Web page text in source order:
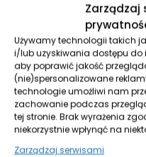
Zarządzaj
Używamy technologii takich
i/lub uzyskiwania dostępu do
aby poprawić jakość
(nie)spersonalizowane
technologie umożliwi nam
zachowanie podczas
tej stronie. Brak wyrażenia
niekorzystnie wpłynąć na
Zarządzaj serwisami
żeby pracownicy
Powiedziałabym więc,
mamy w każdej z tych
Olga: Co w
pracodawca
dowie się czy
że zwolnienie